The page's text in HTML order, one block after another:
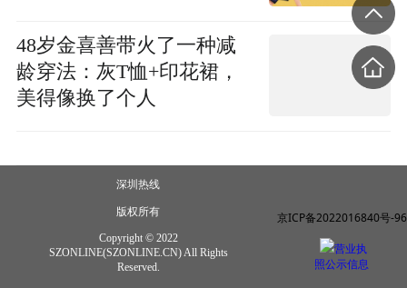
48岁金喜善带火了一种减
龄穿法：灰T恤+印花裙，
美得像换了个人
深圳热线
版权所有
Copyright © 2022
SZONLINE(SZONLINE.CN) All Rights
Reserved.
京ICP备2022016840号-96
营业执
照公示信息